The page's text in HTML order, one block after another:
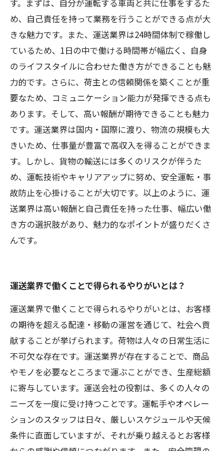
す。まずは、自分が運転する車両と共に仕事をするた
め、自己責任を持って業務を行うことができる点が大
きな魅力です。また、運送業界は24時間体制で稼働し
ているため、1日の中で働ける時間帯が幅広く、自身
のライフスタイルに合わせた働き方ができることも魅
力的です。さらに、荷主との信頼関係を築くことが重
要なため、コミュニケーション能力が発揮できる点も
あります。そして、高い報酬が期待できることも魅力
です。運送業界は国内・国際に渡り、物流の規模も大
きいため、仕事量が豊富で高収入を得ることができま
す。しかし、貨物の輸送には多くのリスクが伴うた
め、運転技術やキャリアアップに努め、安全運転・事
故防止を心掛けることが大切です。以上のように、運
送業界は高い報酬と自己責任を持った仕事、幅広い働
き方の選択肢があり、魅力的なポイントが盛りだくさ
んです。
運送業界で働くことで得られるやりがいとは？
運送業界で働くことで得られるやりがいとは、お客様
の期待を超える配達・移動の運営を通じて、社会へ貢
献することが挙げられます。荷物は人々の日常生活に
不可欠な存在です。運送業界が存在することで、商品
やモノを必要なところまで運ぶことができ、生産総額
に寄与しています。運送会社の役割は、多くの人々の
ニーズを一度に受け持つことです。運転手やオペレー
ションのスタッフは日々、厳しいスケジュールや天候
条件に直面していますが、それが乗り越えるとお客様